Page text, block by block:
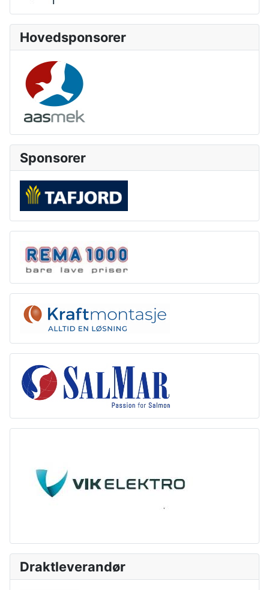
Hovedsponsorer
Sponsorer
Draktleverandør